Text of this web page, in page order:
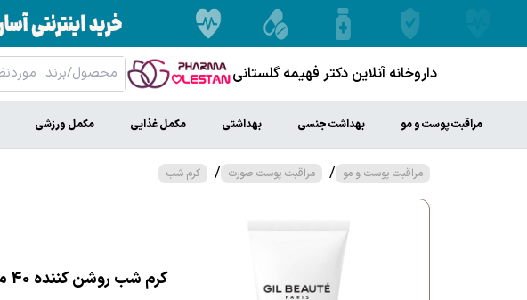
داروخانه آنلاین دکتر فهیمه گلستانی
مراقبت پوست و مو بهداشت جنسی بهداشتی مکمل غذایی مکمل ورزشی
مراقبت پوست و مو / مراقبت پوست صورت / کرم شب
کرم شب روشن کننده 40 میل ژیل بوته